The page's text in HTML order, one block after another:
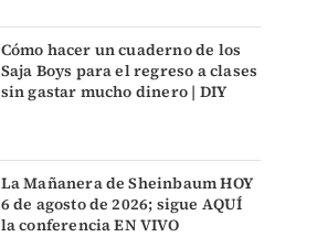
Cómo hacer un cuaderno de los
Saja Boys para el regreso a clases
sin gastar mucho dinero | DIY
La Mañanera de Sheinbaum HOY
6 de agosto de 2026; sigue AQUÍ
la conferencia EN VIVO